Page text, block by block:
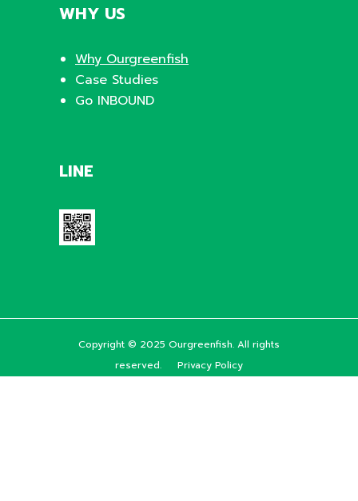
WHY US
Why Ourgreenfish
Case Studies
Go INBOUND
LINE
Copyright © 2025 Ourgreenfish. All rights
reserved. Privacy Policy